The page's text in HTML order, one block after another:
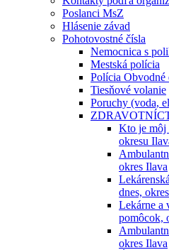
Poslanci MsZ
Hlásenie závad
Pohotovostné čísla
Nemocnica s
Mestská polícia
Polícia Obvodné
Tiesňové volanie
Poruchy (voda,
Kto je môj
okresu
okres Ilava
dnes,
Lekárne a
pomôcok,
okres Ilava